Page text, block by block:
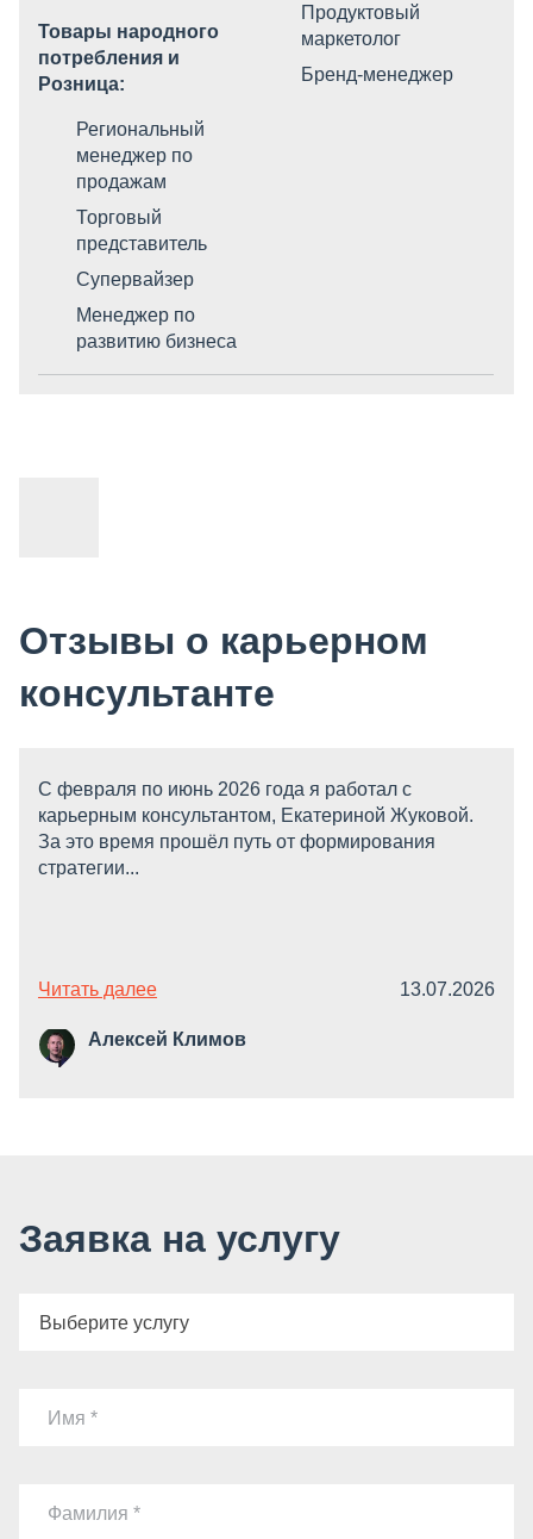
Товары народного
потребления и
Розница:
Региональный
менеджер по
продажам
Торговый
представитель
Супервайзер
Менеджер по
развитию бизнеса
Продуктовый
маркетолог
Бренд-менеджер
Отзывы о карьерном
консультанте
С февраля по июнь 2026 года я работал с
карьерным консультантом, Екатериной Жуковой.
За это время прошёл путь от формирования
стратегии...
Читать далее 13.07.2026
Алексей Климов
Заявка на услугу
Выберите услугу
Имя
Фамилия